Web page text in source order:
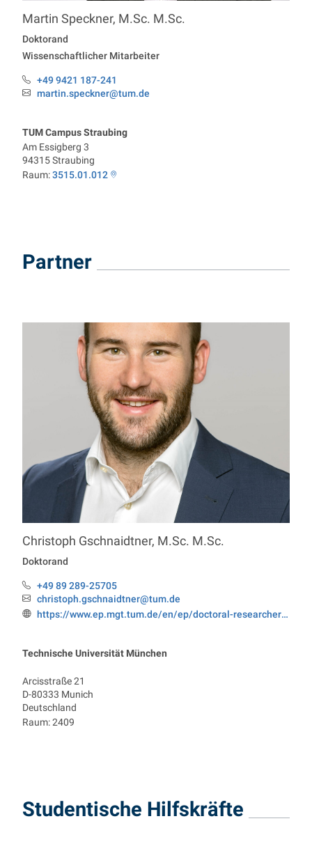
Martin Speckner, M.Sc. M.Sc.
Professur Economics
Doktorand
Wissenschaftlicher Mitarbeiter
Telefon:
+49 9421 187-241
Email:martin.speckner@tum.de
TUM Campus Straubing
Am Essigberg 3
94315Straubing
Raum:3515.01.012
Partner
Christoph Gschnaidtner, M.Sc. M.Sc.
Professur Economics
Doktorand
Telefon:
+49 89 289-25705
Email:christoph.gschnaidtner@tum.de
Webseite:
https://www.ep.mgt.tum.de/en/ep/doctoral-researchers/christoph-gschnaidtner/
Technische Universität München
Arcisstraße 21
D-80333 Munich
Deutschland
Raum: 2409
Studentische Hilfskräfte